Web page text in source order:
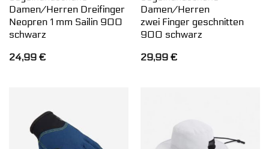
Damen/Herren Dreifinger
Neopren 1 mm Sailin 900
schwarz
24,99 €
Damen/Herren
zwei Finger geschnitten
900 schwarz
29,99 €